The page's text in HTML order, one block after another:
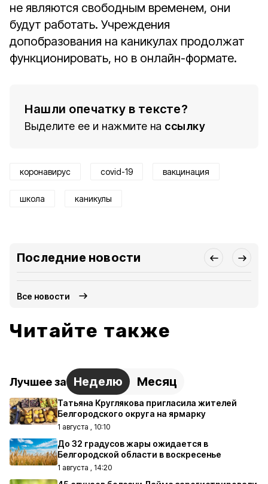
не являются свободным временем, они
будут работать. Учреждения
допобразования на каникулах продолжат
функционировать, но в онлайн-формате.
Нашли опечатку в тексте?
Выделите ее и нажмите на ссылку
коронавирус covid-19 вакцинация
школа каникулы
Последние новости
Все новости
Читайте также
Лучшее за Неделю Месяц
Татьяна Круглякова пригласила жителей
Белгородского округа на ярмарку
1 августа , 10:10
До 32 градусов жары ожидается в
Белгородской области в воскресенье
1 августа , 14:20